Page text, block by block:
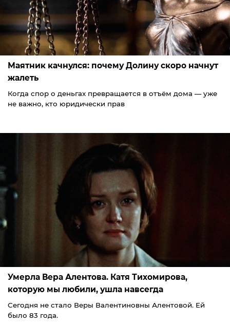
Маятник качнулся: почему Долину скоро начнут
жалеть
Когда спор о деньгах превращается в отъём дома — уже
не важно, кто юридически прав
Умерла Вера Алентова. Катя Тихомирова,
которую мы любили, ушла навсегда
Сегодня не стало Веры Валентиновны Алентовой. Ей
было 83 года.